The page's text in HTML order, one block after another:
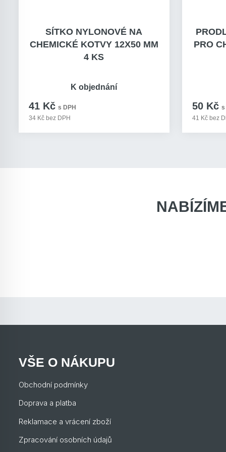
SÍTKO NYLONOVÉ NA
CHEMICKÉ KOTVY 12X50 MM
4 KS
41 Kč s DPH
34 Kč bez DPH
K objednání
PRO
50 Kč s
41 Kč bez
VŠE O NÁKUPU
Obchodní podmínky
Doprava a platba
Reklamace a vrácení zboží
Zpracování osobních údajů